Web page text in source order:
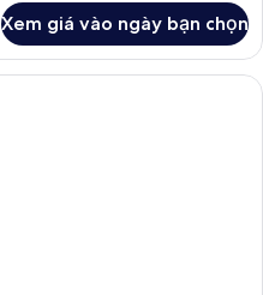
Xem giá vào ngày bạn chọn
Studio, 1 giường cỡ king | Khu